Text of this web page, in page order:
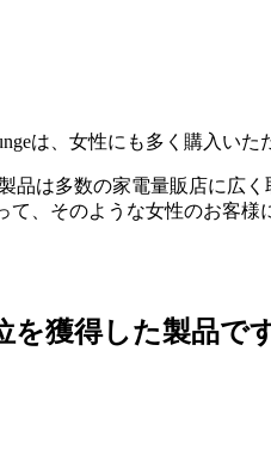
は、女性にも多く購入いた
品は多数の家電量販店に広
、そのような女性のお客様
獲得した製品です